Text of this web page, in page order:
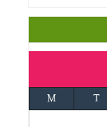
M
T